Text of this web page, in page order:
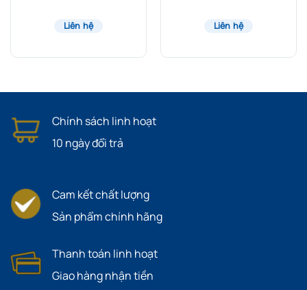
Liên hệ Liên hệ
Chính sách linh hoạt
10 ngày đổi trả
Cam kết chất lượng
Sản phẩm chính hãng
Thanh toán linh hoạt
Giao hàng nhận tiền